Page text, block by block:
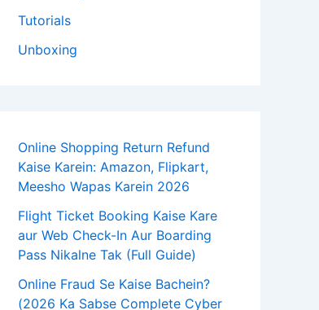
Tutorials
Unboxing
Online Shopping Return Refund
Kaise Karein: Amazon, Flipkart,
Meesho Wapas Karein 2026
Flight Ticket Booking Kaise Kare
aur Web Check-In Aur Boarding
Pass Nikalne Tak (Full Guide)
Online Fraud Se Kaise Bachein?
(2026 Ka Sabse Complete Cyber